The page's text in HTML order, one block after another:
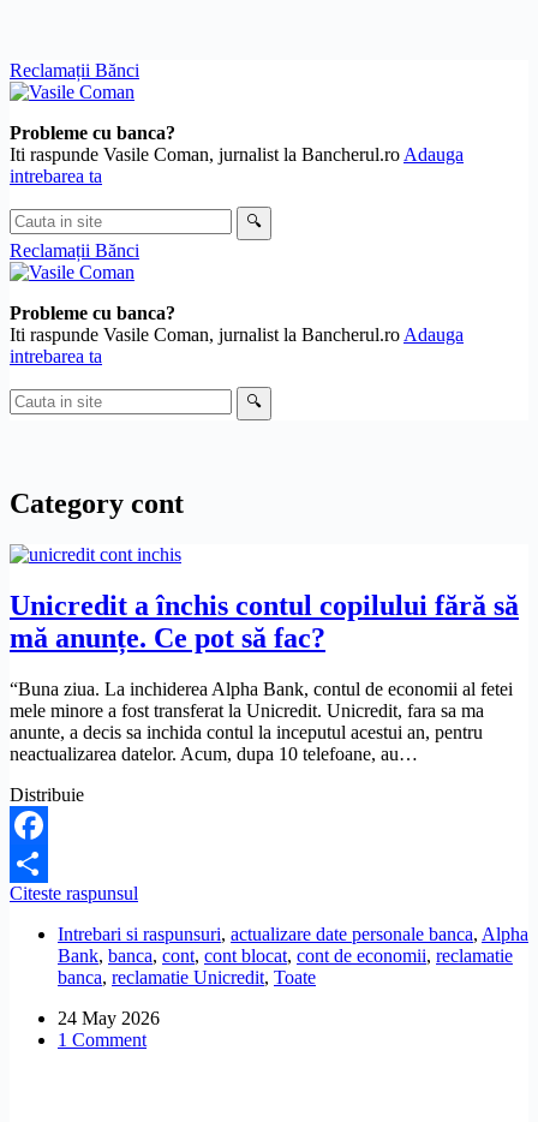
Skip
to
Reclamații Bănci
Probleme cu banca?
Iti raspunde Vasile Coman, jurnalist la Bancherul.ro Adauga
intrebarea ta
Cauta
in
site
🔍
Reclamații Bănci
Probleme cu banca?
Iti raspunde Vasile Coman, jurnalist la Bancherul.ro Adauga
intrebarea ta
Cauta
in
🔍
Category cont
Unicredit a închis contul copilului fără să
mă anunțe. Ce pot să fac?
“Buna ziua. La inchiderea Alpha Bank, contul de economii al fetei
mele minore a fost transferat la Unicredit. Unicredit, fara sa ma
anunte, a decis sa inchida contul la inceputul acestui an, pentru
neactualizarea datelor. Acum, dupa 10 telefoane, au…
Distribuie
Facebook
Share
Citeste raspunsul
închis
contul
copilului
să
mă
Intrebari si raspunsuri, actualizare date personale banca, Alpha
Bank, banca, cont, cont blocat, cont de economii, reclamatie
banca, reclamatie Unicredit, Toate
24 May 2026
1 Comment